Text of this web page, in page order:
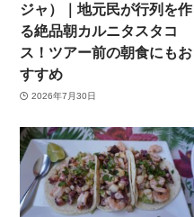
ジャ）｜地元民が行列を作
る絶品朝カルニタスタコ
ス！ツアー前の朝食にもお
すすめ
2026年7月30日